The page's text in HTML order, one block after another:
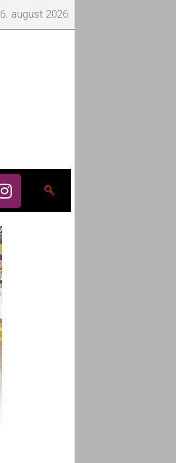
6. august 2026